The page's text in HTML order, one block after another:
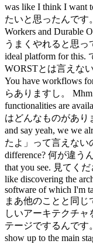
was like I think I want
たいと思ったんです
Workers and Durable
うまくやれると思っ
ideal platform for this.
WORSTとは言えな
You have workflows
らありますし。
functionalities are
はどんなものがあり
and say yeah, we we
たよ」って言えない
difference? 何が違う
that you see. 見てく
like discovering the
software of which I'm
まあ他のことと同
しいアーキテクチ
テージでするんです
show up to the main